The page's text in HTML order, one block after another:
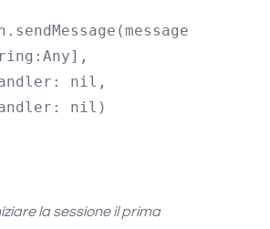
nil,
nil)
la sessione il prima